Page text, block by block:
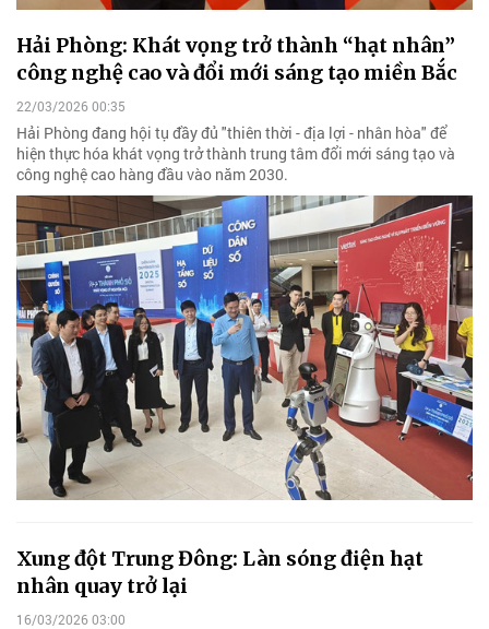
Hải Phòng: Khát vọng trở thành “hạt nhân”
công nghệ cao và đổi mới sáng tạo miền Bắc
22/03/2026 00:35
Hải Phòng đang hội tụ đầy đủ "thiên thời - địa lợi - nhân hòa" để
hiện thực hóa khát vọng trở thành trung tâm đổi mới sáng tạo và
công nghệ cao hàng đầu vào năm 2030.
Xung đột Trung Đông: Làn sóng điện hạt
nhân quay trở lại
16/03/2026 03:00